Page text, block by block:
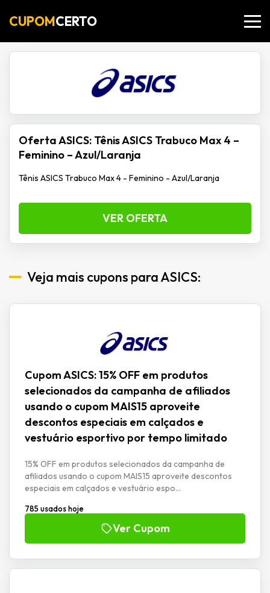
CUPOMCERTO
Oferta ASICS: Tênis ASICS Trabuco Max 4 –
Feminino – Azul/Laranja
Tênis ASICS Trabuco Max 4 - Feminino - Azul/Laranja
VER OFERTA
Veja mais cupons para ASICS:
Cupom ASICS: 15% OFF em produtos
selecionados da campanha de afiliados
usando o cupom MAIS15 aproveite
descontos especiais em calçados e
vestuário esportivo por tempo limitado
15% OFF em produtos selecionados da campanha de
afiliados usando o cupom MAIS15 aproveite descontos
especiais em calçados e vestuário espo...
785 usados hoje
Ver Cupom